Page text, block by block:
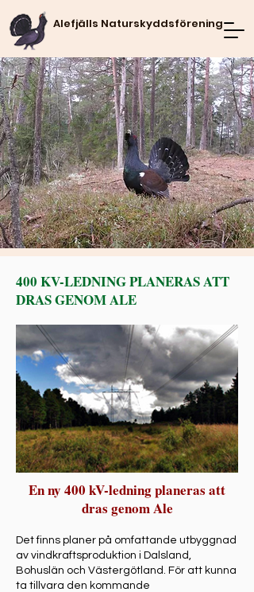
Alefjälls Naturskyddsförening
400 KV-LEDNING PLANERAS ATT
DRAS GENOM ALE
En ny 400 kV-ledning planeras att
dras genom Ale
Det finns planer på omfattande utbyggnad
av vindkraftsproduktion i Dalsland,
Bohuslän och Västergötland. För att kunna
ta tillvara den kommande